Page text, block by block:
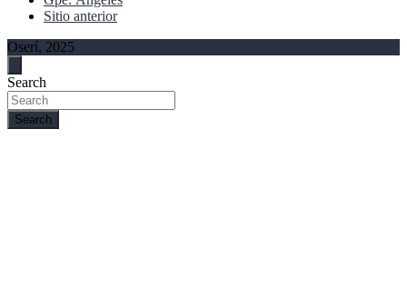
Sitio anterior
Oserí, 2025
Search
Search